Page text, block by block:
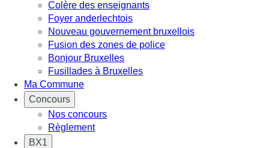
Colère des enseignants
Foyer anderlechtois
Nouveau gouvernement bruxellois
Fusion des zones de police
Bonjour Bruxelles
Fusillades à Bruxelles
Ma Commune
Concours
Nos concours
Règlement
BX1